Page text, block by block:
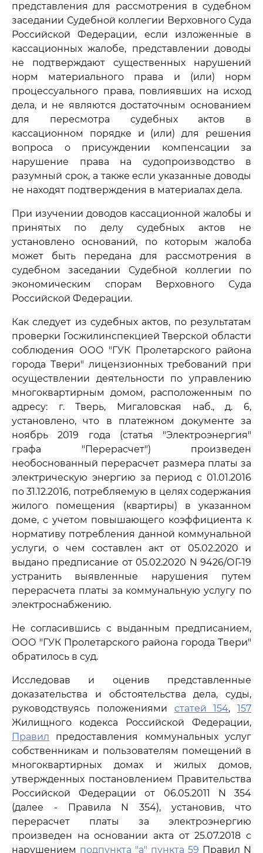
представления для рассмотрения в судебном
заседании Судебной коллегии Верховного Суда
Российской Федерации, если изложенные в
кассационных жалобе, представлении доводы
не подтверждают существенных нарушений
норм материального права и (или) норм
процессуального права, повлиявших на исход
дела, и не являются достаточным основанием
для пересмотра судебных актов в
кассационном порядке и (или) для решения
вопроса о присуждении компенсации за
нарушение права на судопроизводство в
разумный срок, а также если указанные доводы
не находят подтверждения в материалах дела.
При изучении доводов кассационной жалобы и
принятых по делу судебных актов не
установлено оснований, по которым жалоба
может быть передана для рассмотрения в
судебном заседании Судебной коллегии по
экономическим спорам Верховного Суда
Российской Федерации.
Как следует из судебных актов, по результатам
проверки Госжилинспекцией Тверской области
соблюдения ООО "ГУК Пролетарского района
города Твери" лицензионных требований при
осуществлении деятельности по управлению
многоквартирным домом, расположенным по
адресу: г. Тверь, Мигаловская наб., д. 6,
установлено, что в платежном документе за
ноябрь 2019 года (статья "Электроэнергия"
графа "Перерасчет") произведен
необоснованный перерасчет размера платы за
электрическую энергию за период с 01.01.2016
по 31.12.2016, потребляемую в целях содержания
жилого помещения (квартиры) в указанном
доме, с учетом повышающего коэффициента к
нормативу потребления данной коммунальной
услуги, о чем составлен акт от 05.02.2020 и
выдано предписание от 05.02.2020 N 9426/ОГ-19
устранить выявленные нарушения путем
перерасчета платы за коммунальную услугу по
электроснабжению.
Не согласившись с выданным предписанием,
ООО "ГУК Пролетарского района города Твери"
обратилось в суд.
Исследовав и оценив представленные
доказательства и обстоятельства дела, суды,
руководствуясь положениями статей 154, 157
Жилищного кодекса Российской Федерации,
Правил предоставления коммунальных услуг
собственникам и пользователям помещений в
многоквартирных домах и жилых домов,
утвержденных постановлением Правительства
Российской Федерации от 06.05.2011 N 354
(далее - Правила N 354), установив, что
перерасчет платы за электроэнергию
произведен на основании акта от 25.07.2018 с
нарушением подпункта "а" пункта 59 Правил N